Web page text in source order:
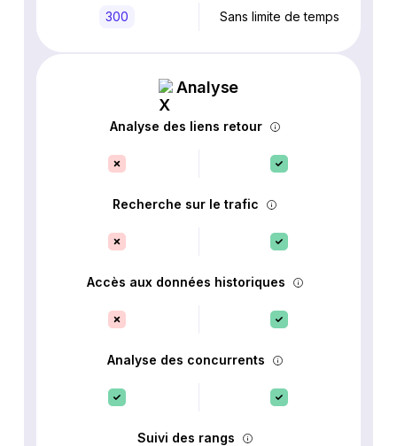
300 Sans limite de temps
Analyse
Analyse des liens retour
Recherche sur le trafic
Accès aux données historiques
Analyse des concurrents
Suivi des rangs